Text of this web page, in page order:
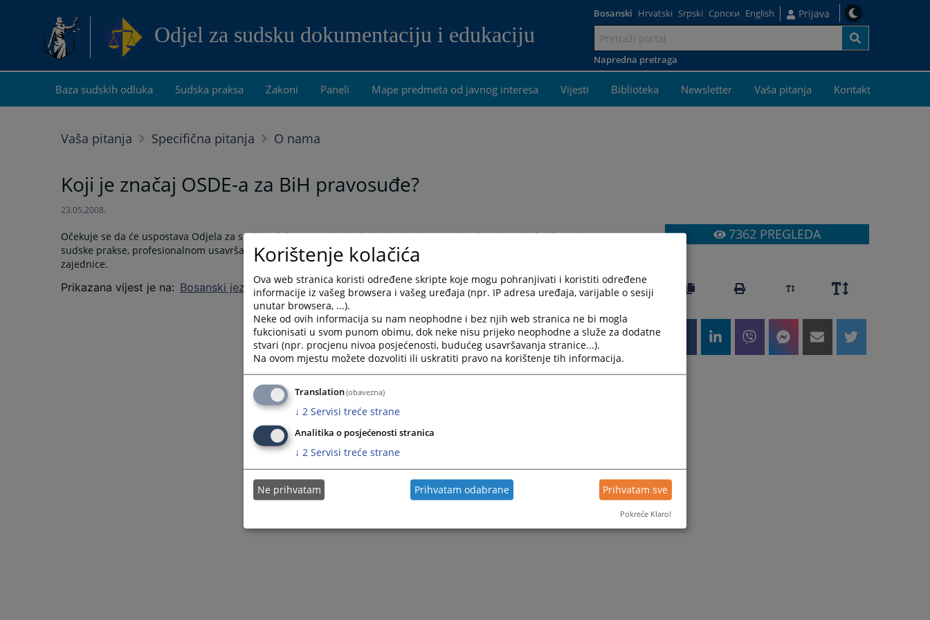
Odjel za sudsku dokumentaciju i edukaciju
sadržaj
Bosanski Hrvatski Srpski Српски English Prijava
Napredna pretraga
Baza sudskih odluka Sudska praksa Zakoni Paneli Mape predmeta od javnog interesa Vijesti Biblioteka Newsletter Vaša pitanja Kontakt
Vaša pitanja Specifična pitanja O nama
Koji je značaj OSDE-a za BiH pravosuđe?
23.05.2008.
Očekuje se da će uspostava Odjela za sudsku dokumentaciju i edukaciju imati nesumljiv doprinos ujednačavanju
sudske prakse, profesionalnom usavršavanju nosilaca pravosudnih funkcija, te razmjeni informacija unutar pravne
zajednice.
Prikazana vijest je na: Bosanski jezik
7362PREGLEDA
Korištenje kolačića
Ova web stranica koristi određene skripte koje mogu pohranjivati i koristiti određene
informacije iz vašeg browsera i vašeg uređaja (npr. IP adresa uređaja, varijable o sesiji
unutar browsera, ...).
Neke od ovih informacija su nam neophodne i bez njih web stranica ne bi mogla
fukcionisati u svom punom obimu, dok neke nisu prijeko neophodne a služe za dodatne
stvari (npr. procjenu nivoa posjećenosti, budućeg usavršavanja stranice...).
Na ovom mjestu možete dozvoliti ili uskratiti pravo na korištenje tih informacija.
Translation(obavezna)
↓ 2 Servisi treće strane
Analitika o posjećenosti stranica
↓ 2 Servisi treće strane
Ne prihvatam Prihvatam odabrane Prihvatam sve
Pokreće Klaro!